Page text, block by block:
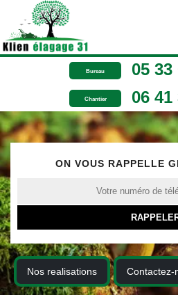
Bureau 05 33
Chantier 06 41
ON VOUS RAPPELLE
Nos realisations Contactez-